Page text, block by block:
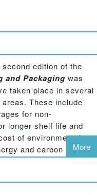
edition of the
and Packaging was
taken place in several
These include
for non-
longer shelf life and
of environmental
and carbon
processing of
thermal
is provided.
More